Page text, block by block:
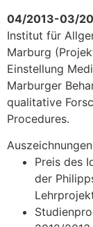
04/2013-03/
Institut für
Marburg
Einstellung
Marburger
qualitative
Procedures.
Auszeichnungen
Preis des
der